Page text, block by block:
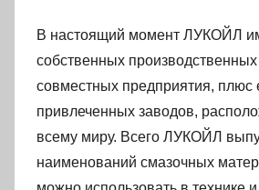
В настоящий момент ЛУКОЙЛ
собственных
совместных предприятия, плюс
привлеченных заводов,
всему миру. Всего ЛУКОЙЛ
наименований смазочных